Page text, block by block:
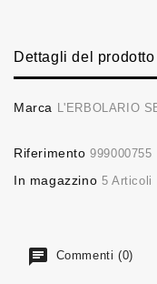
Dettagli del prodotto
Marca L'ERBOLARIO
Riferimento 999000755
In magazzino 5 Articoli
Commenti (0)